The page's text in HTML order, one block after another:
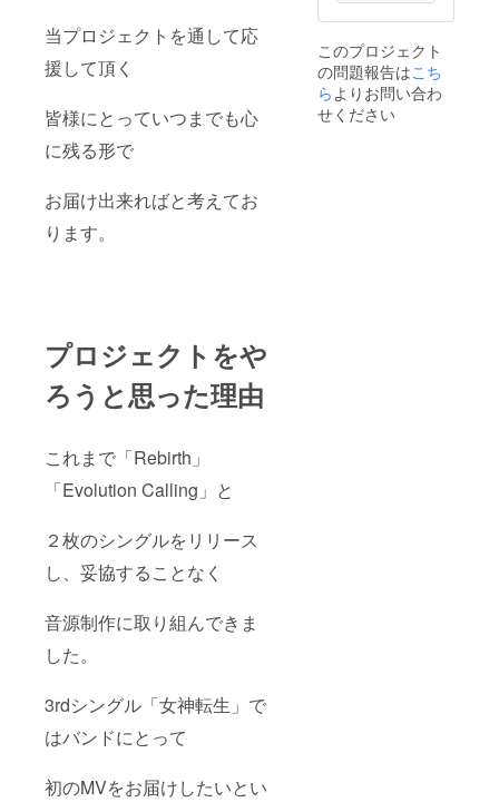
当プロジェクトを通して応
援して頂く
皆様にとっていつまでも心
に残る形で
お届け出来ればと考えてお
ります。
プロジェクトをや
ろうと思った理由
これまで「Rebirth」
「Evolution Calling」と
２枚のシングルをリリース
し、妥協することなく
音源制作に取り組んできま
した。
3rdシングル「女神転生」で
はバンドにとって
初のMVをお届けしたいとい
このプロジェクト
の問題報告はこち
ら よりお問い合わ
せください